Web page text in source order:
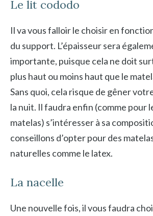
Le lit cododo
Il va vous falloir le choisir en
du support. L’épaisseur sera
importante, puisque cela ne doit
plus haut ou moins haut que le
Sans quoi, cela risque de gêner
la nuit. Il faudra enfin (comme pour
matelas) s’intéresser à sa
conseillons d’opter pour des
naturelles comme le latex.
La nacelle
Une nouvelle fois, il vous faudra